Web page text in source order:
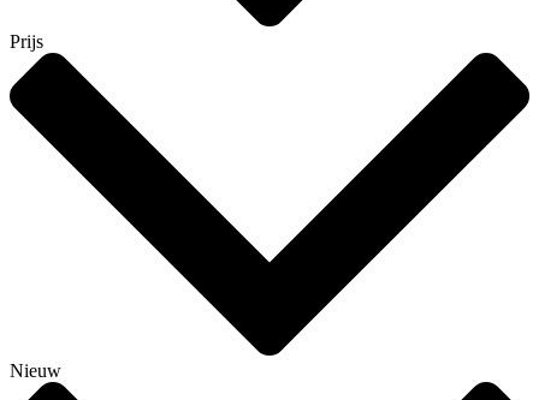
Prijs
Nieuw